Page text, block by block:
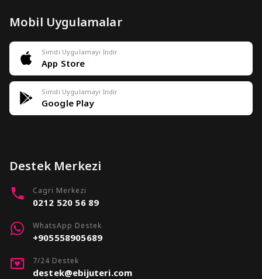
Mobil Uygulamalar
Simdi Uygulamayi Indir
App Store
Simdi Uygulamayi Indir
Google Play
Destek Merkezi
Cagri Merkezi
0212 520 56 89
WhatsApp Destek
+905558905689
7/24 Destek
destek@ebijuteri.com